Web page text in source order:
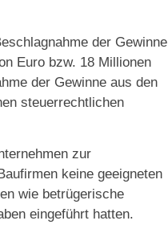
der Gewinne
Euro bzw. 18 Millionen
der Gewinne aus den
steuerrechtlichen
zur
keine geeigneten
wie betrügerische
eingeführt hatten.